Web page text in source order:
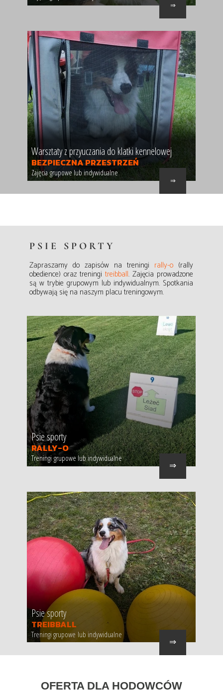
⇒
Warsztaty z przyuczania do klatki kennelowej
BEZPIECZNA PRZESTRZEŃ
Zajęcia grupowe lub indywidualne
⇒
OFERTA DLA HODOWCÓW
⇒
Psie sporty
RALLY-O
Treningi grupowe lub indywidualne
⇒
Psie sporty
TREIBBALL
Treningi grupowe lub indywidualne
PSIE SPORTY
Zapraszamy do zapisów na treningi rally-o (rally
obedience) oraz treningi treibball. Zajęcia prowadzone
są w trybie grupowym lub indywidualnym. Spotkania
odbywają się na naszym placu treningowym.